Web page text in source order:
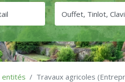
entités Travaux agricoles